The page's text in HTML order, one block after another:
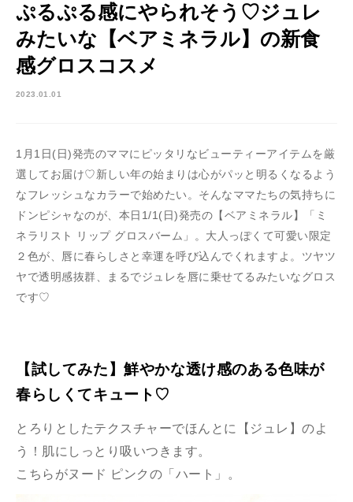
ぷるぷる感にやられそう♡ジュレ
みたいな【ベアミネラル】の新食
感グロスコスメ
2023.01.01
1月1日(日)発売のママにピッタリなビューティーアイテムを厳
選してお届け♡新しい年の始まりは心がパッと明るくなるよう
なフレッシュなカラーで始めたい。そんなママたちの気持ちに
ドンピシャなのが、本日1/1(日)発売の【ベアミネラル】「ミ
ネラリスト リップ グロスバーム」。大人っぽくて可愛い限定
２色が、唇に春らしさと幸運を呼び込んでくれますよ。ツヤツ
ヤで透明感抜群、まるでジュレを唇に乗せてるみたいなグロス
です♡
【試してみた】鮮やかな透け感のある色味が
春らしくてキュート♡
とろりとしたテクスチャーでほんとに【ジュレ】のよ
う！肌にしっとり吸いつきます。
こちらがヌード ピンクの「ハート」。